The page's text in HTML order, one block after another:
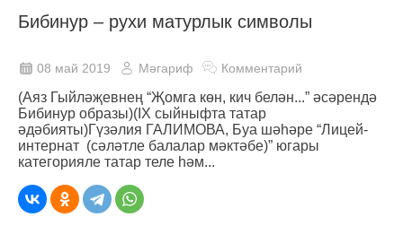
Бибинур – рухи матурлык символы
08 май 2019 Мәгариф Комментарий
(Аяз Гыйләҗевнең “Җомга көн, кич белән...” әсәрендә
Бибинур образы)(IX сыйныфта татар
әдәбияты)Гүзәлия ГАЛИМОВА, Буа шәһәре “Лицей-
интернат (сәләтле балалар мәктәбе)” югары
категорияле татар теле һәм...